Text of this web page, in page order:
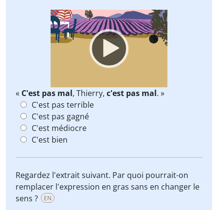
Video
Player
« C'est pas mal, Thierry, c'est pas mal. »
C'est pas terrible
C'est pas gagné
C'est médiocre
C'est bien
Regardez l'extrait suivant. Par quoi pourrait-on
remplacer l'expression en gras sans en changer le
sens ?
EN